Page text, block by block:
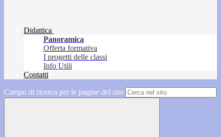
Didattica
Panoramica
Offerta formativa
I progetti delle classi
Info Utili
Contatti
Campo di ricerca per le pagine del sito